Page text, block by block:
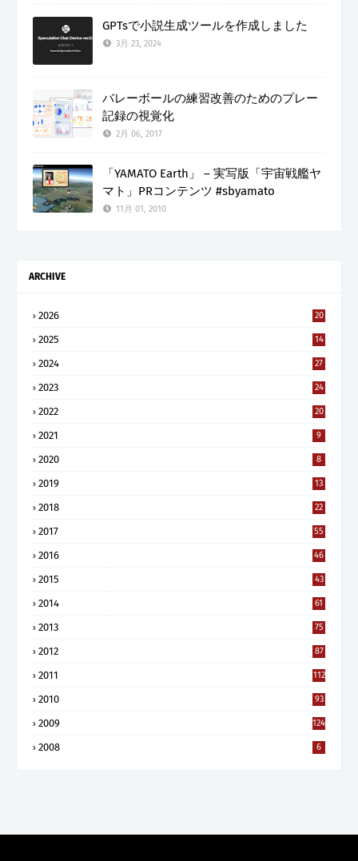
GPTsで小説生成ツールを作成しました
3月 23, 2024
バレーボールの練習改善のためのプレー
記録の視覚化
2月 06, 2017
「YAMATO Earth」 – 実写版「宇宙戦艦ヤ
マト」PRコンテンツ #sbyamato
11月 01, 2010
ARCHIVE
2026 20
2025 14
2024 27
2023 24
2022 20
2021 9
2020 8
2019 13
2018 22
2017 55
2016 46
2015 43
2014 61
2013 75
2012 87
2011 112
2010 93
2009 124
2008 6